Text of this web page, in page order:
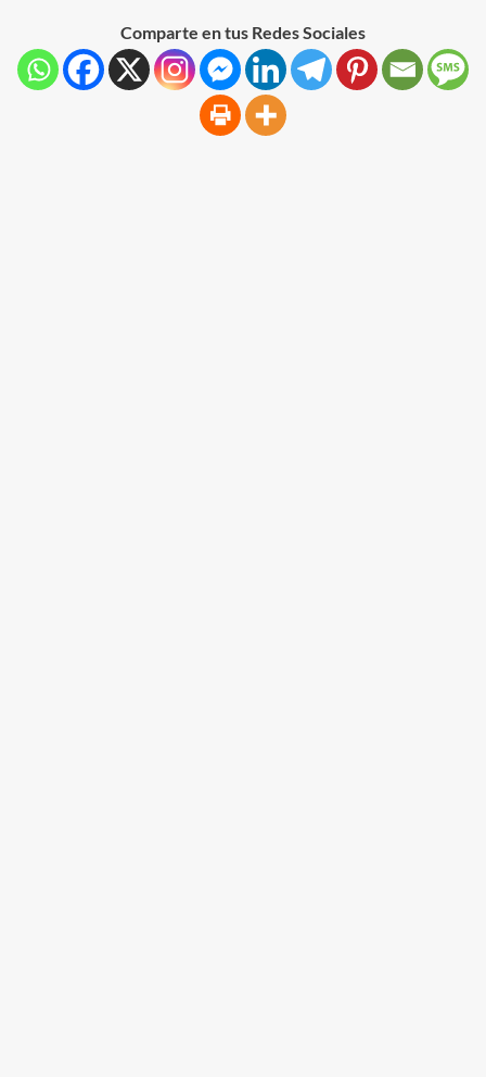
Comparte en tus Redes Sociales